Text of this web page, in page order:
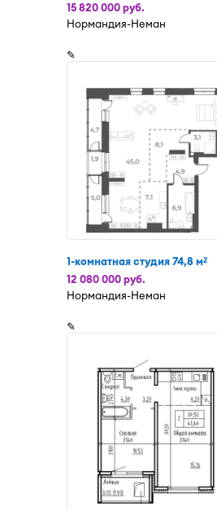
15 820 000 руб.
Нормандия-Неман
✎
1-комнатная студия 74,8 м2
12 080 000 руб.
Нормандия-Неман
✎